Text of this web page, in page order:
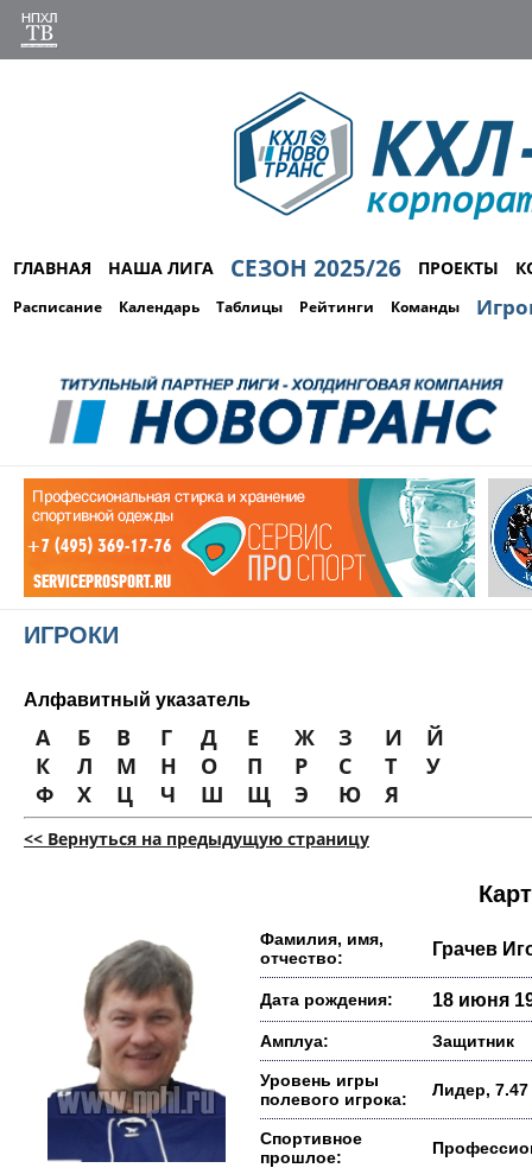
ГЛАВНАЯ НАША ЛИГА СЕЗОН 2025/26 ПРОЕКТЫ
Расписание Календарь Таблицы Рейтинги Команды
ИГРОКИ
Алфавитный указатель
А Б В Г Д Е Ж З И
Й
К
Л М Н О П Р С Т
У
Ф
Х Ц Ч Ш Щ Э Ю Я
<< Вернуться на предыдущую страницу
Фамилия, имя,
отчество:
Грачев
Дата рождения: 18 июня
Амплуа: Защитник
Уровень игры
полевого игрока:
Лидер, 7.47
Спортивное
прошлое: